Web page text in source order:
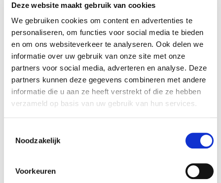
Deze website maakt gebruik van cookies
We gebruiken cookies om content en advertenties te
personaliseren, om functies voor social media te bieden
en om ons websiteverkeer te analyseren. Ook delen we
informatie over uw gebruik van onze site met onze
partners voor social media, adverteren en analyse. Deze
partners kunnen deze gegevens combineren met andere
informatie die u aan ze heeft verstrekt of die ze hebben
verzameld op basis van uw gebruik van hun services.
Noodzakelijk
Voorkeuren
Wil je ons een bericht sturen? Vul onderstaand
contactformulier in:
Mr Mw
Naam*:
Voornaam*: